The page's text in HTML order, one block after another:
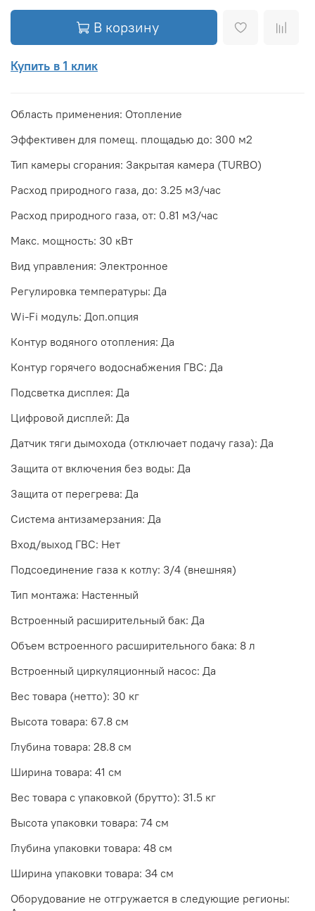
В корзину
Купить в 1 клик
Область применения: Отопление
Эффективен для помещ. площадью до: 300 м2
Тип камеры сгорания: Закрытая камера (TURBO)
Расход природного газа, до: 3.25 м3/час
Расход природного газа, от: 0.81 м3/час
Макс. мощность: 30 кВт
Вид управления: Электронное
Регулировка температуры: Да
Wi-Fi модуль: Доп.опция
Контур водяного отопления: Да
Контур горячего водоснабжения ГВС: Да
Подсветка дисплея: Да
Цифровой дисплей: Да
Датчик тяги дымохода (отключает подачу газа): Да
Защита от включения без воды: Да
Защита от перегрева: Да
Система антизамерзания: Да
Вход/выход ГВС: Нет
Подсоединение газа к котлу: 3/4 (внешняя)
Тип монтажа: Настенный
Встроенный расширительный бак: Да
Объем встроенного расширительного бака: 8 л
Встроенный циркуляционный насос: Да
Вес товара (нетто): 30 кг
Высота товара: 67.8 см
Глубина товара: 28.8 см
Ширина товара: 41 см
Вес товара с упаковкой (брутто): 31.5 кг
Высота упаковки товара: 74 см
Глубина упаковки товара: 48 см
Ширина упаковки товара: 34 см
Оборудование не отгружается в следующие регионы: